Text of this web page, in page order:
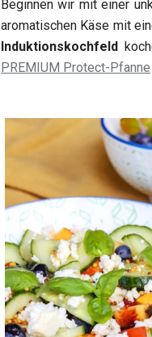
Beginnen wir mit einer
aromatischen Käse mit
Induktionskochfeld
PREMIUM Protect-Pfanne